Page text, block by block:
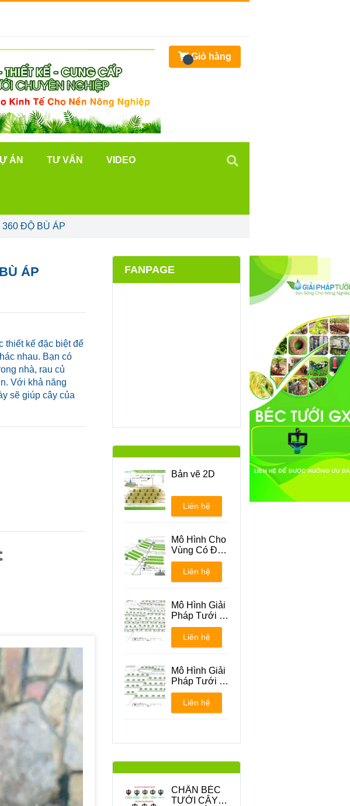
ÁP
thiết kế đặc biệt để
nhau. Bạn có
nhà, rau củ
Với khả năng
sẽ giúp cây của
FANPAGE
Bản vẽ 2D
Liên hệ
Mô Hình Cho
Vùng Có Địa
Hình Đồi Núi
Liên hệ
Mô Hình Giải
Pháp Tưới -
Phương án 1
Liên hệ
Mô Hình Giải
Pháp Tưới -
Phương án 2
Liên hệ
CHÂN BÉC
TƯỚI CÂY -
ĐỘ BÙ ÁP
Giỏ hàng
ÁN TƯ VẤN VIDEO